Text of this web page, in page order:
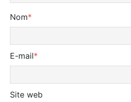
Nom*
E-mail*
Site web